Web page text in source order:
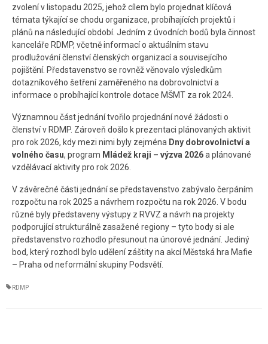
zvolení v listopadu 2025, jehož cílem bylo projednat klíčová
témata týkající se chodu organizace, probíhajících projektů i
plánů na následující období. Jedním z úvodních bodů byla činnost
kanceláře RDMP, včetně informací o aktuálním stavu
prodlužování členství členských organizací a souvisejícího
pojištění. Představenstvo se rovněž věnovalo výsledkům
dotazníkového šetření zaměřeného na dobrovolnictví a
informace o probíhající kontrole dotace MŠMT za rok 2024.
Významnou část jednání tvořilo projednání nové žádosti o
členství v RDMP. Zároveň došlo k prezentaci plánovaných aktivit
pro rok 2026, kdy mezi nimi byly zejména Dny dobrovolnictví a
volného času, program Mládež kraji – výzva 2026a plánované
vzdělávací aktivity pro rok 2026.
V závěrečné části jednání se představenstvo zabývalo čerpáním
rozpočtu na rok 2025 a návrhem rozpočtu na rok 2026. V bodu
různé byly představeny výstupy z RVVZ a návrh na projekty
podporující strukturálně zasažené regiony – tyto body si ale
představenstvo rozhodlo přesunout na únorové jednání. Jediný
bod, který rozhodl bylo udělení záštity na akcí Městská hra Mafie
– Praha od neformální skupiny Podsvětí.
RDMP